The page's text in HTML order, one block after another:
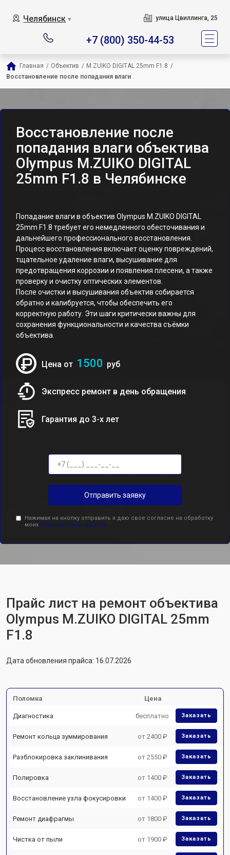
Челябинск ▼ улица Цвиллинга, 25
+7 (800) 350-44-53
Главная / Объектив / M.ZUIKO DIGITAL 25mm F1.8 /
Восстановление после попадания влаги
Восстановление после
попадания влаги объектива
Olympus M.ZUIKO DIGITAL
25mm F1.8 в Челябинске
Попадание влаги в объектив Olympus M.ZUIKO DIGITAL
25mm F1.8 требует его немедленного обесточивания и
дальнейшего профессионального восстановления.
Процесс восстановления включает оценку повреждений,
тщательное удаление влаги, высушивание для
предотвращения коррозии и появления плесени, а также
проверку и очистку оптических элементов.
После очистки и высушивания объектив собирается
обратно и калибруется, чтобы обеспечить его
корректную работу. Эти шаги критически важны для
сохранения функциональности и качества съёмки
объектива.
Цена от 1500 руб
Экспресс ремонт в день обращения
Гарантия до 3-х лет
Отправить заявку
Нажимая на кнопку отправить я даю свое согласие на обработку
моих персональных данных.
Прайс лист на ремонт объектива
Olympus M.ZUIKO DIGITAL 25mm
F1.8
Дата обновления прайса: 16.07.2026
Поломка Цена
Диагностика бесплатно Заказать
Ремонт кольца зуммирования от 2400 ₽ Заказать
Разблокировка заклинивания от 2550 ₽ Заказать
Полировка от 1400 ₽ Заказать
Восстановление узла фокусировки от 1400 ₽ Заказать
Ремонт диафрагмы от 1800 ₽ Заказать
Чистка от пыли от 1900 ₽ Заказать